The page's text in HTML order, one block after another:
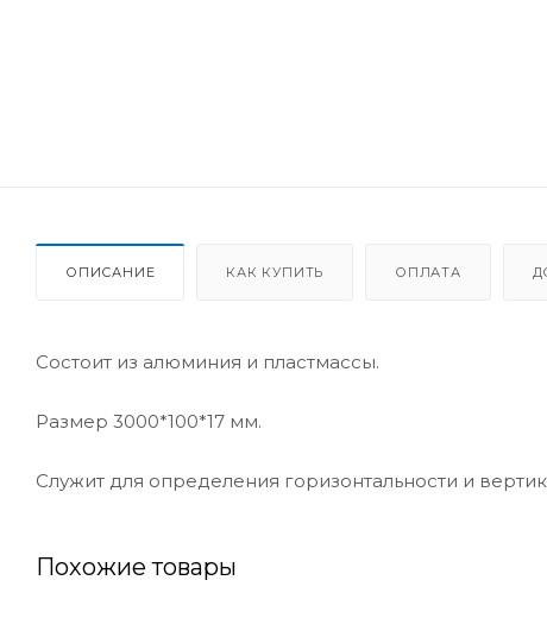
ОПИСАНИЕ КАК КУПИТЬ ОПЛАТА
Состоит из алюминия и пластмассы.
Размер 3000*100*17 мм.
Служит для определения горизонтальности и
Похожие товары